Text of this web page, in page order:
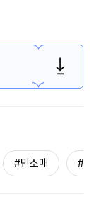
#민소매 #체